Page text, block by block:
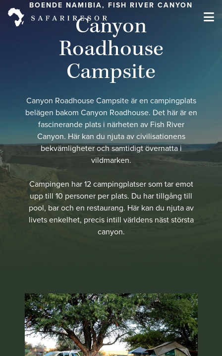
BOENDE NAMIBIA, FISH RIVER CANYON
Canyon
Roadhouse
Campsite
Canyon Roadhouse Campsite är en campingplats
belägen bakom Canyon Roadhouse. Det här är en
fascinerande plats i närheten av Fish River
Canyon. Här kan du njuta av civilisationens
bekvämligheter och samtidigt övernatta i
vildmarken.
Campingen har 12 campingplatser som tar emot
upp till 10 personer per plats. Du har tillgång till
pool, bar och en restaurang. Här kan du njuta av
livets enkelhet, precis intill världens näst största
canyon.